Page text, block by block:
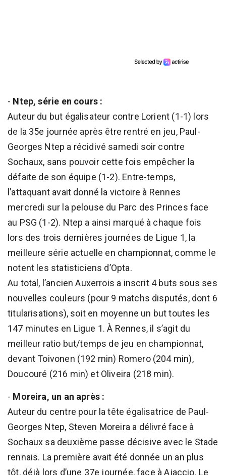
- Ntep, série en cours :
Auteur du but égalisateur contre Lorient (1-1) lors
de la 35e journée après être rentré en jeu, Paul-
Georges Ntep a récidivé samedi soir contre
Sochaux, sans pouvoir cette fois empêcher la
défaite de son équipe (1-2). Entre-temps,
l’attaquant avait donné la victoire à Rennes
mercredi sur la pelouse du Parc des Princes face
au PSG (1-2). Ntep a ainsi marqué à chaque fois
lors des trois dernières journées de Ligue 1, la
meilleure série actuelle en championnat, comme le
notent les statisticiens d’Opta.
Au total, l’ancien Auxerrois a inscrit 4 buts sous ses
nouvelles couleurs (pour 9 matchs disputés, dont 6
titularisations), soit en moyenne un but toutes les
147 minutes en Ligue 1. À Rennes, il s’agit du
meilleur ratio but/temps de jeu en championnat,
devant Toivonen (192 min) Romero (204 min),
Doucouré (216 min) et Oliveira (218 min).
- Moreira, un an après :
Auteur du centre pour la tête égalisatrice de Paul-
Georges Ntep, Steven Moreira a délivré face à
Sochaux sa deuxième passe décisive avec le Stade
rennais. La première avait été donnée un an plus
tôt, déjà lors d’une 37e journée, face à Ajaccio. Le